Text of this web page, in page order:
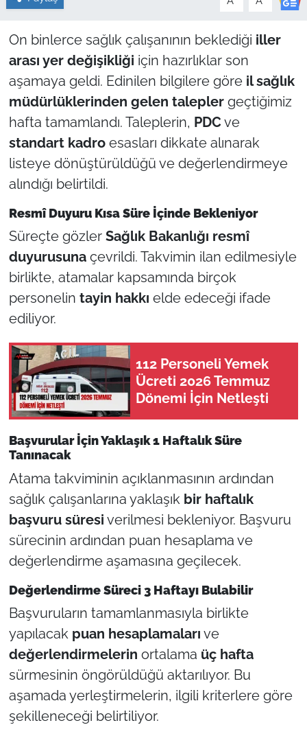
On binlerce sağlık çalışanının beklediği iller
arası yer değişikliği için hazırlıklar son
aşamaya geldi. Edinilen bilgilere göre il sağlık
müdürlüklerinden gelen taleplergeçtiğimiz
hafta tamamlandı. Taleplerin, PDCve
standart kadroesasları dikkate alınarak
listeye dönüştürüldüğü ve değerlendirmeye
alındığı belirtildi.
Resmî Duyuru Kısa Süre İçinde Bekleniyor
Süreçte gözler Sağlık Bakanlığı resmî
duyurusunaçevrildi. Takvimin ilan edilmesiyle
birlikte, atamalar kapsamında birçok
personelin tayin hakkı elde edeceği ifade
ediliyor.
112 Personeli Yemek
Ücreti 2026 Temmuz
Dönemi İçin Netleşti
Başvurular İçin Yaklaşık 1 Haftalık Süre
Tanınacak
Atama takviminin açıklanmasının ardından
sağlık çalışanlarına yaklaşık bir haftalık
başvuru süresi verilmesi bekleniyor. Başvuru
sürecinin ardından puan hesaplama ve
değerlendirme aşamasına geçilecek.
Değerlendirme Süreci 3 Haftayı Bulabilir
Başvuruların tamamlanmasıyla birlikte
yapılacak puan hesaplamaları ve
değerlendirmelerin ortalama üç hafta
sürmesinin öngörüldüğü aktarılıyor. Bu
aşamada yerleştirmelerin, ilgili kriterlere göre
şekilleneceği belirtiliyor.